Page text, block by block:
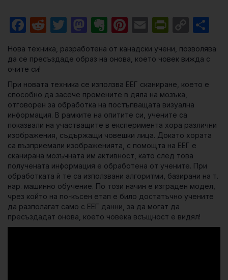
Facebook
RedditTwitter
Mastodon
Evernote
Pinterest
Email
Нова техника, разработена от канадски учени, позволява
да се пресъздаде образ на онова, което човек вижда с
очите си!
При новата техника се използва ЕЕГ сканиране, което е
способно да засече промените в дяла на мозъка,
отговорен за обработка на постъпващата визуална
информация. В рамките на опитите си, учените са
показвали на участващите в експеримента хора различни
изображения, съдържащи човешки лица. Докато хората
са възприемали изображенията, с помощта на ЕЕГ е
сканирана мозъчната им активност, като след това
получената информация е обработена от учените. При
обработката ѝ те са използвани алгоритми, базирани на т.
нар. машинно обучение. По този начин е изграден модел,
чрез който на по-късен етап е било достатъчно учените
да разполагат само с ЕЕГ данни, за да могат да
пресъздадат онова, което човека всъщност е видял!